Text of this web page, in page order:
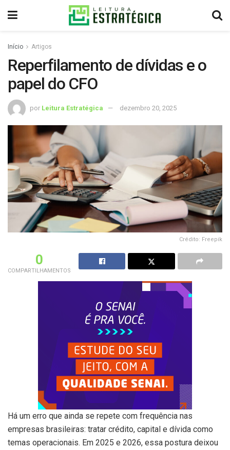
Início Artigos
Reperfilamento de dívidas e o
papel do CFO
por Leitura Estratégica dezembro 20, 2025
Crédito: Freepik
0
COMPARTILHAMENTOS
Há um erro que ainda se repete com frequência nas
empresas brasileiras: tratar crédito, capital e dívida como
temas operacionais. Em 2025 e 2026, essa postura deixou